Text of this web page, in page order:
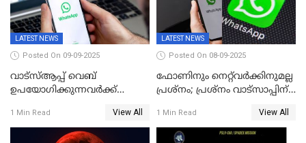
മന്ത്രിയെ
LATEST NEWS
Posted On 09-09-2025
വാട്‌സ്ആപ്പ് വെബ്
ഉപയോഗിക്കുന്നവർക്ക്
ചാറ്റിൽ പണികിട്ടി
ഉപഭോക്താക്കൾ
1 Min Read View All
LATEST NEWS
Posted On 08-09-2025
ഫോണിനും നെറ്റ്‌വര്‍ക്കിനുമല്ല
പ്രശ്നം; പ്രശ്‌നം വാട്സാപ്പിന്
1 Min Read View All